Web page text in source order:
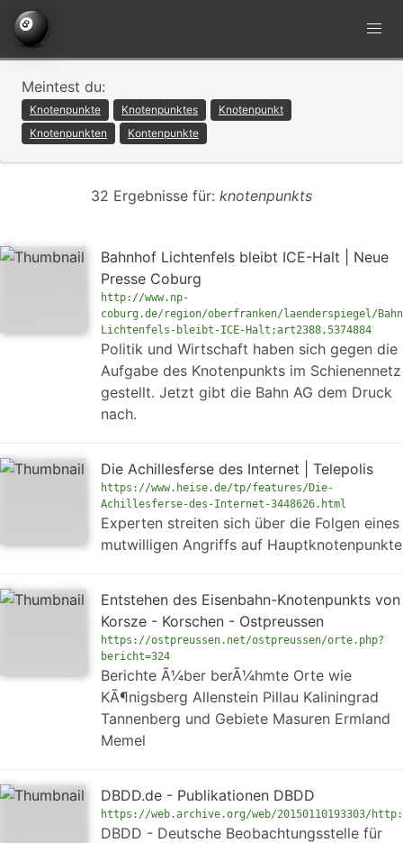
Meintest du:
Knotenpunkte Knotenpunktes
Knotenpunkt
Knotenpunkten
Kontenpunkte
32 Ergebnisse für: knotenpunkts
Bahnhof Lichtenfels bleibt ICE-Halt | Neue
Presse Coburg
http://www.np-
coburg.de/region/oberfranken/laenderspiegel/
Lichtenfels-bleibt-ICE-Halt;art2388,5374884
Politik und Wirtschaft haben sich gegen die
Aufgabe des Knotenpunkts im Schienennetz
gestellt. Jetzt gibt die Bahn AG dem Druck
nach.
Die Achillesferse des Internet | Telepolis
https://www.heise.de/tp/features/Die-
Achillesferse-des-Internet-3448626.html
Experten streiten sich über die Folgen eines
mutwilligen Angriffs auf Hauptknotenpunkte
Entstehen des Eisenbahn-Knotenpunkts von
Korsze - Korschen - Ostpreussen
https://ostpreussen.net/ostpreussen/orte.php?
bericht=324
Berichte Ã¼ber berÃ¼hmte Orte wie
KÃ¶nigsberg Allenstein Pillau Kaliningrad
Tannenberg und Gebiete Masuren Ermland
Memel
DBDD.de - Publikationen DBDD
https://web.archive.org/web/20150110193303/
DBDD - Deutsche Beobachtungsstelle für